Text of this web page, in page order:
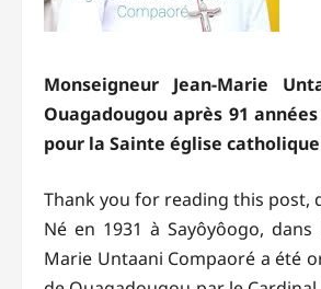
Monseigneur Jean-Marie
Ouagadougou après 91
pour la Sainte église catholique
Thank you for reading this post,
Né en 1931 à Sayôyôogo,
Marie Untaani Compaoré a été